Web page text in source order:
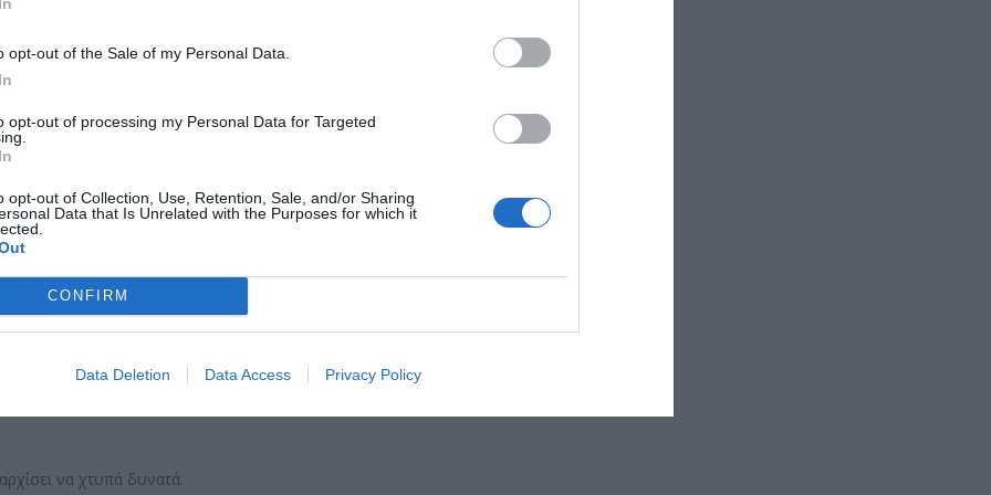
opt-out of the Sale of my Personal Data.
opt-out of processing my Personal Data for Targeted
opt-out of Collection, Use, Retention, Sale, and/or Sharing
Data that Is Unrelated with the Purposes for which it
CONFIRM
Data Deletion Data Access Privacy Policy
γιατί όταν η μπαταρία είναι σχεδόν άδεια, το iPhone
του.
υπολογιστή:
ID σας.
να χτυπά δυνατά.